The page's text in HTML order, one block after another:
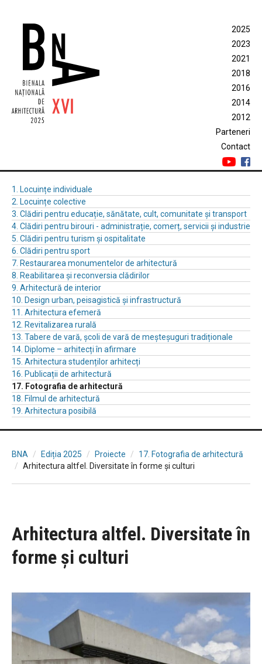
2025
2023
2021
2018
2016
2014
2012
Parteneri
Contact
1. Locuințe individuale
2. Locuințe colective
3. Clădiri pentru educație, sănătate, cult, comunitate și transport
4. Clădiri pentru birouri - administrație, comerț, servicii și industrie
5. Clădiri pentru turism și ospitalitate
6. Clădiri pentru sport
7. Restaurarea monumentelor de arhitectură
8. Reabilitarea și reconversia clădirilor
9. Arhitectură de interior
10. Design urban, peisagistică și infrastructură
11. Arhitectura efemeră
12. Revitalizarea rurală
13. Tabere de vară, școli de vară de meșteșuguri tradiționale
14. Diplome – arhitecți în afirmare
15. Arhitectura studenților arhitecți
16. Publicații de arhitectură
17. Fotografia de arhitectură
18. Filmul de arhitectură
19. Arhitectura posibilă
BNA Ediția 2025 Proiecte
17. Fotografia de arhitectură
Arhitectura altfel. Diversitate în forme și culturi
Arhitectura altfel. Diversitate în
forme și culturi